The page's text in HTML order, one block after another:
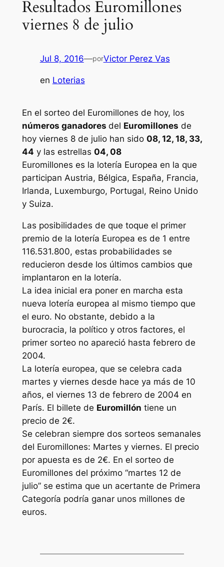
Resultados Euromillones
viernes 8 de julio
Jul 8, 2016—porVictor Perez Vas
en Loterias
En el sorteo del Euromillones de hoy, los
números ganadores del Euromillones de
hoy viernes 8 de julio han sido 08, 12, 18, 33,
44 y las estrellas 04, 08
Euromillones es la lotería Europea en la que
participan Austria, Bélgica, España, Francia,
Irlanda, Luxemburgo, Portugal, Reino Unido
y Suiza.
Las posibilidades de que toque el primer
premio de la lotería Europea es de 1 entre
116.531.800, estas probabilidades se
reducieron desde los últimos cambios que
implantaron en la lotería.
La idea inicial era poner en marcha esta
nueva lotería europea al mismo tiempo que
el euro. No obstante, debido a la
burocracia, la político y otros factores, el
primer sorteo no apareció hasta febrero de
2004.
La lotería europea, que se celebra cada
martes y viernes desde hace ya más de 10
años, el viernes 13 de febrero de 2004 en
París. El billete de Euromillón tiene un
precio de 2€.
Se celebran siempre dos sorteos semanales
del Euromillones: Martes y viernes. El precio
por apuesta es de 2€. En el sorteo de
Euromillones del próximo “martes 12 de
julio” se estima que un acertante de Primera
Categoría podría ganar unos millones de
euros.